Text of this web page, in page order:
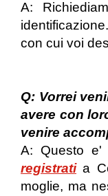
A:
con cui voi
Q: Vorrei
avere con
venire
A: Questo
registratia
moglie, ma